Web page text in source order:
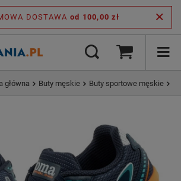
DOSTAWA od 100,00 zł
główna Buty męskie Buty sportowe męskie